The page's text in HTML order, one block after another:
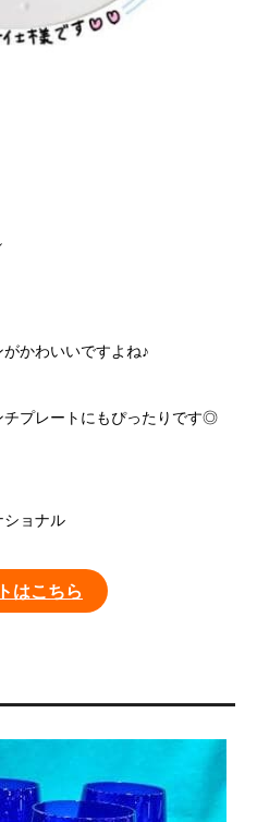
かわいいですよね♪
チプレートにもぴったりです◎
ショナル
はこちら